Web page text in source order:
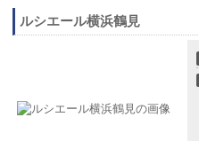
ルシエール横浜鶴見